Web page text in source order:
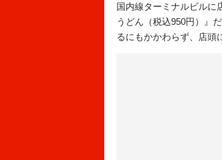
国内線ターミナルビルに
うどん（税込950円）』
るにもかかわらず、店頭